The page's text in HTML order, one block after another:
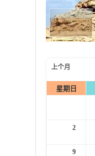
上个月
星期日
2
9